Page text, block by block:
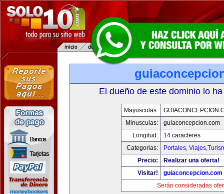
El dueño de este dominio lo
Mayusculas:
Minusculas:
guiaconcepcion.com
Longitud:
14 caracteres
Categorias:
Portales,
Precio:
Realizar una oferta!
Visitar!
guiaconcepcion.com
Serán consideradas